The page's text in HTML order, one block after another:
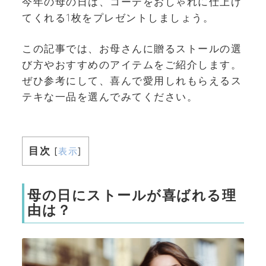
てくれる1枚をプレゼントしましょう。
この記事では、お母さんに贈るストールの選
び方やおすすめのアイテムをご紹介します。
ぜひ参考にして、喜んで愛用しれもらえるス
テキな一品を選んでみてください。
目次 [表示]
母の日にストールが喜ばれる理
由は？